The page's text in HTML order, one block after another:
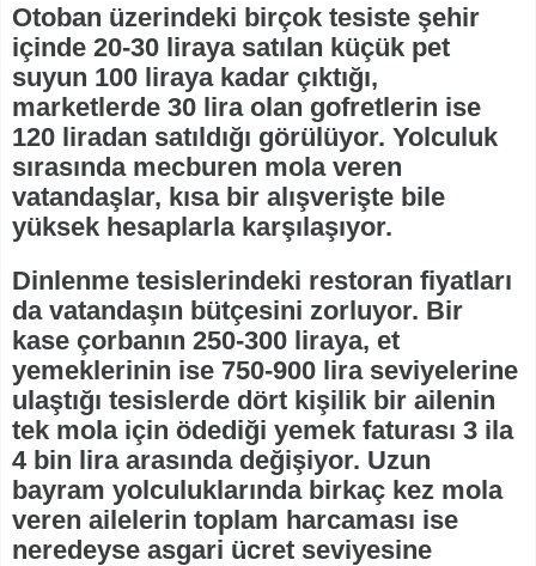
Otoban üzerindeki birçok tesiste şehir
içinde 20-30 liraya satılan küçük pet
suyun 100 liraya kadar çıktığı,
marketlerde 30 lira olan gofretlerin ise
120 liradan satıldığı görülüyor. Yolculuk
sırasında mecburen mola veren
vatandaşlar, kısa bir alışverişte bile
yüksek hesaplarla karşılaşıyor.
Dinlenme tesislerindeki restoran fiyatları
da vatandaşın bütçesini zorluyor. Bir
kase çorbanın 250-300 liraya, et
yemeklerinin ise 750-900 lira seviyelerine
ulaştığı tesislerde dört kişilik bir ailenin
tek mola için ödediği yemek faturası 3 ila
4 bin lira arasında değişiyor. Uzun
bayram yolculuklarında birkaç kez mola
veren ailelerin toplam harcaması ise
neredeyse asgari ücret seviyesine